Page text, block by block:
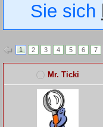
Sie sich
1 2 3 4 5 6 7
Mr. Ticki